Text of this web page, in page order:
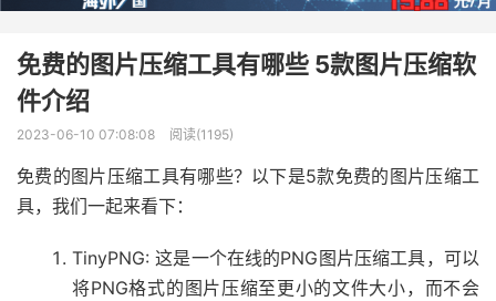
免费的图片压缩工具有哪些 5款图片压缩软
件介绍
2023-06-10 07:08:08 阅读(1195)
免费的图片压缩工具有哪些？以下是5款免费的图片压缩工
具，我们一起来看下：
TinyPNG: 这是一个在线的PNG图片压缩工具，可以
将PNG格式的图片压缩至更小的文件大小，而不会